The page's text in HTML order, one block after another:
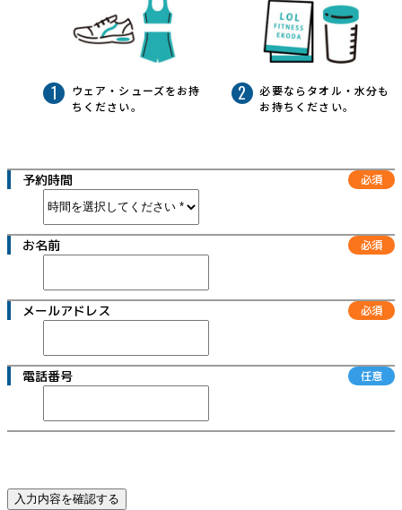
料金について
マシンについて
スタッフの紹介
よくある質問
お問い合わせ
アクセスマップ
ウェア・シューズをお持
ちください。
必要ならタオル・水分も
お持ちください。
予約時間
お名前
メールアドレス
電話番号
入力内容を確認する